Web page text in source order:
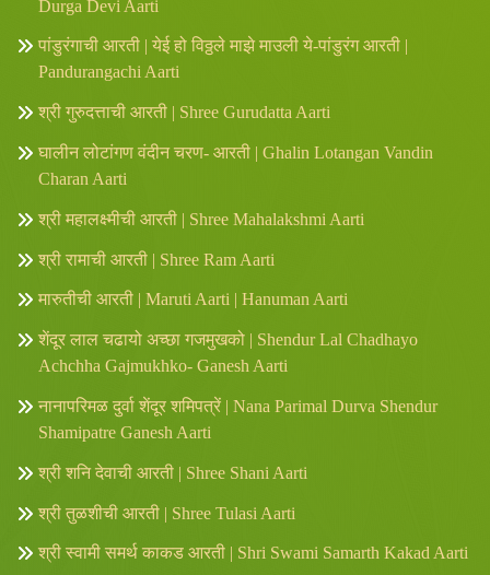
Durga Devi Aarti
पांडुरंगाची आरती | येई हो विठ्ठले माझे माउली ये-पांडुरंग आरती |
Pandurangachi Aarti
श्री गुरुदत्ताची आरती | Shree Gurudatta Aarti
घालीन लोटांगण वंदीन चरण- आरती | Ghalin Lotangan Vandin
Charan Aarti
श्री महालक्ष्मीची आरती | Shree Mahalakshmi Aarti
श्री रामाची आरती | Shree Ram Aarti
मारुतीची आरती | Maruti Aarti | Hanuman Aarti
शेंदूर लाल चढायो अच्छा गजमुखको | Shendur Lal Chadhayo
Achchha Gajmukhko- Ganesh Aarti
नानापरिमळ दुर्वा शेंदूर शमिपत्रें | Nana Parimal Durva Shendur
Shamipatre Ganesh Aarti
श्री शनि देवाची आरती | Shree Shani Aarti
श्री तुळशीची आरती | Shree Tulasi Aarti
श्री स्वामी समर्थ काकड आरती | Shri Swami Samarth Kakad Aarti